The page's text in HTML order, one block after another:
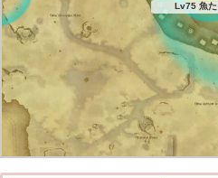
Lv75 魚た